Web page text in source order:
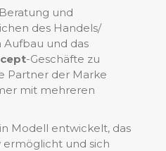
und
des Handels/
Aufbau und das
-Geschäfte zu
Partner der Marke
mit mehreren
Modell entwickelt, das
ermöglicht und sich